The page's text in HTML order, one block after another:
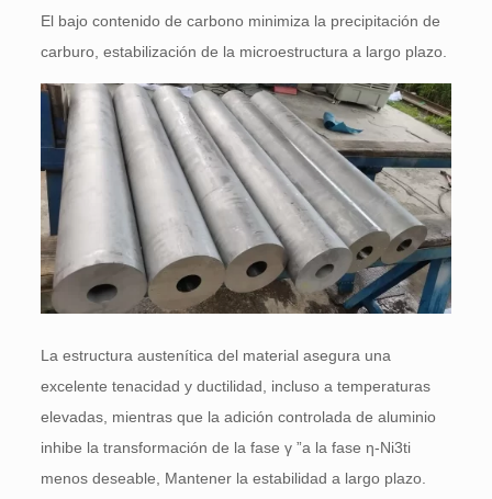
El bajo contenido de carbono minimiza la precipitación de
carburo, estabilización de la microestructura a largo plazo.
La estructura austenítica del material asegura una
excelente tenacidad y ductilidad, incluso a temperaturas
elevadas, mientras que la adición controlada de aluminio
inhibe la transformación de la fase γ ”a la fase η-Ni3ti
menos deseable, Mantener la estabilidad a largo plazo.